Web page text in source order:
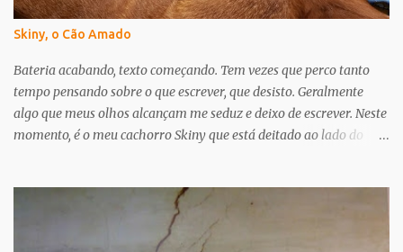
Skiny, o Cão Amado
Bateria acabando, texto começando. Tem vezes que perco tanto
tempo pensando sobre o que escrever, que desisto. Geralmente
algo que meus olhos alcançam me seduz e deixo de escrever. Neste
momento, é o meu cachorro Skiny que está deitado ao lado do
um probleminha no coração. Mais especificamente um sopro de
nível 5 - num máximo de 6. Desde então meus pensamentos estão
nele, que é meu companheiro de todos os dias há mais de 10 anos.